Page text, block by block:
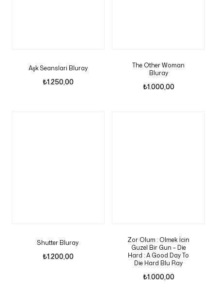
Aşk Seanslari Bluray
₺1.250,00
The Other Woman
Bluray
₺1.000,00
Shutter Bluray
₺1.200,00
Zor Olum : Olmek İcin
Guzel Bir Gun – Die
Hard : A Good Day To
Die Hard Blu Ray
₺1.000,00